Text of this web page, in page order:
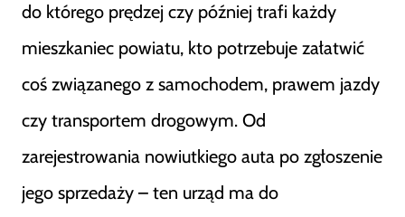
do którego prędzej czy później trafi każdy
mieszkaniec powiatu, kto potrzebuje załatwić
coś związanego z samochodem, prawem jazdy
czy transportem drogowym. Od
zarejestrowania nowiutkiego auta po zgłoszenie
jego sprzedaży – ten urząd ma do